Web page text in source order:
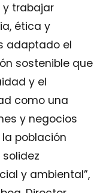
trabajar
ética y
adaptado el
sostenible que
y el
como una
y negocios
población
y ambiental”,